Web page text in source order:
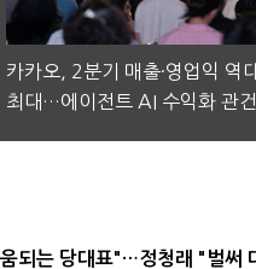
카카오, 2분기 매출·영업익 역
최대…에이전트 AI 수익화 관건
되는 당대표"…정청래 "벌써